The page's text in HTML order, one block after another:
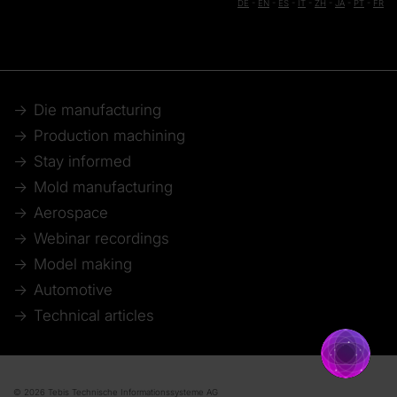
DE EN ES IT ZH JA PT FR
Die manufacturing
Production machining
Stay informed
Mold manufacturing
Aerospace
Webinar recordings
Model making
Automotive
Technical articles
© 2026 Tebis Technische Informationssysteme AG